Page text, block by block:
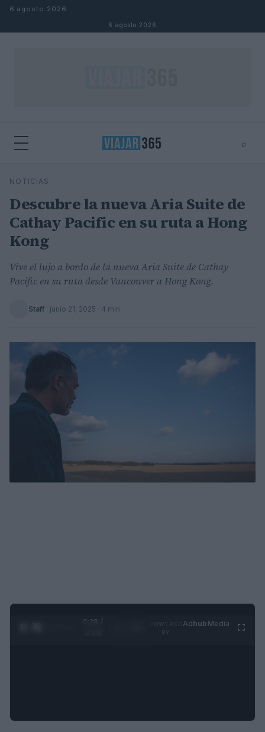
Saltar al contenido
6 agosto 2026
6 agosto 2026
⌕
Buscar
NOTICIAS
Descubre la nueva Aria Suite de
Cathay Pacific en su ruta a Hong
Kong
Vive el lujo a bordo de la nueva Aria Suite de Cathay
Pacific en su ruta desde Vancouver a Hong Kong.
Staff · junio 21, 2025 · 4 min
0:29 /
Adhub Media